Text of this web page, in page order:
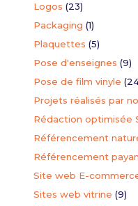
du formulaire de demande
Logos (23)
Packaging (1)
Plaquettes (5)
Pose d'enseignes (9)
Pose de film vinyle
Projets réalisés par
Rédaction optimisée
Référencement
Référencement
Site web E-
Sites web vitrine (9)